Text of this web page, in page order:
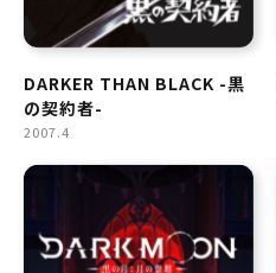
DARKER THAN BLACK -黒
の契約者-
2007.4